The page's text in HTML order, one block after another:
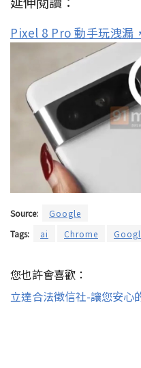
Pixel 8 Pro 動手玩洩漏
Source:
Google
Tags:
ai Chrome
您也許會喜歡：
立達合法徵信社-讓您安心